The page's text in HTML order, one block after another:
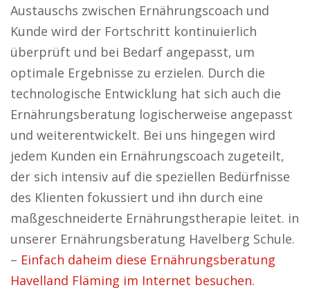
Austauschs zwischen Ernährungscoach und
Kunde wird der Fortschritt kontinuierlich
überprüft und bei Bedarf angepasst, um
optimale Ergebnisse zu erzielen. Durch die
technologische Entwicklung hat sich auch die
Ernährungsberatung logischerweise angepasst
und weiterentwickelt. Bei uns hingegen wird
jedem Kunden ein Ernährungscoach zugeteilt,
der sich intensiv auf die speziellen Bedürfnisse
des Klienten fokussiert und ihn durch eine
maßgeschneiderte Ernährungstherapie leitet. in
unserer Ernährungsberatung Havelberg Schule.
– Einfach daheim diese Ernährungsberatung
Havelland Fläming im Internet besuchen.